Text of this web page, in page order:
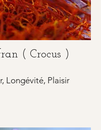
( Crocus )
Longévité, Plaisir